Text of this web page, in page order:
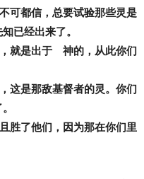
可都信，总要试验那些灵是
已经出来了。
就是出于 神的，从此你们
这是那敌基督者的灵。你们
胜了他们，因为那在你们里